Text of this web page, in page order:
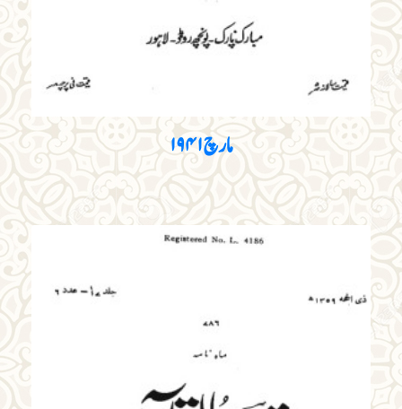
مارچ ۱۹۴۱